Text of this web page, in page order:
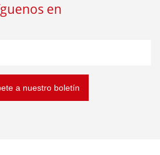
en
a nuestro boletín